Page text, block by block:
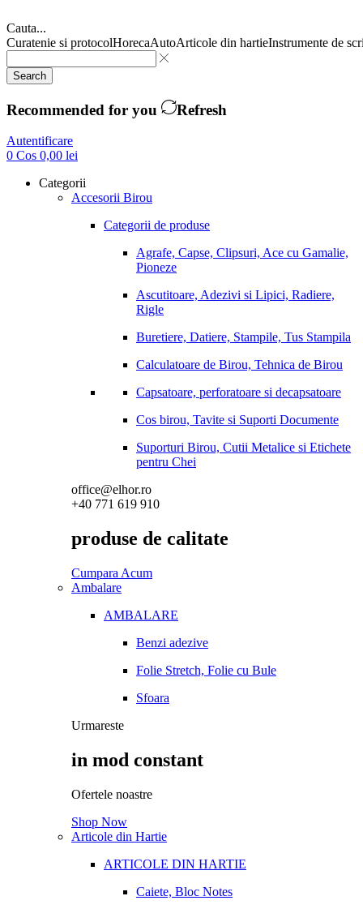
Cauta...
Curatenie si protocolHorecaAutoArticole din hartieInstrumente de
Search
Recommended for you Refresh
Autentificare
0 Cos 0,00 lei
Categorii
Accesorii Birou
Categorii de produse
Agrafe, Capse, Clipsuri, Ace cu Gamalie,
Pioneze
Ascutitoare, Adezivi si Lipici, Radiere,
Rigle
Buretiere, Datiere, Stampile, Tus Stampila
Calculatoare de Birou, Tehnica de Birou
Capsatoare, perforatoare si decapsatoare
Cos birou, Tavite si Suporti Documente
Suporturi Birou, Cutii Metalice si Etichete
pentru Chei
office@elhor.ro
+40 771 619 910
produse de calitate
Cumpara Acum
Ambalare
AMBALARE
Benzi adezive
Folie Stretch, Folie cu Bule
Sfoara
Urmareste
in mod constant
Ofertele noastre
Shop Now
Articole din Hartie
ARTICOLE DIN HARTIE
Caiete, Bloc Notes